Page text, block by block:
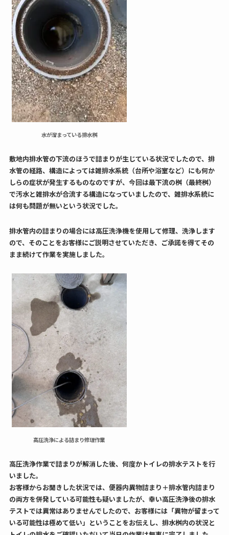
水が溜まっている排水桝
敷地内排水管の下流のほうで詰まりが生じている状況でしたので、排
水管の経路、構造によっては雑排水系統（台所や浴室など）にも何か
しらの症状が発生するものなのですが、今回は最下流の桝（最終桝）
で汚水と雑排水が合流する構造になっていましたので、雑排水系統に
は何も問題が無いという状況でした。
排水管内の詰まりの場合には高圧洗浄機を使用して修理、洗浄します
ので、そのことをお客様にご説明させていただき、ご承諾を得てその
まま続けて作業を実施しました。
高圧洗浄による詰まり修理作業
高圧洗浄作業で詰まりが解消した後、何度かトイレの排水テストを行
いました。
お客様からお聞きした状況では、便器内異物詰まり＋排水管内詰まり
の両方を併発している可能性も疑いましたが、幸い高圧洗浄後の排水
テストでは異常はありませんでしたので、お客様には「異物が留まって
いる可能性は極めて低い」ということをお伝えし、排水桝内の状況と